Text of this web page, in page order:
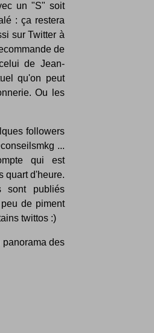
un "S" soit
: ça restera
sur Twitter à
de
de Jean-
qu'on peut
Ou les
followers
...
qui est
quart d'heure.
sont publiés
de piment
twittos :)
des